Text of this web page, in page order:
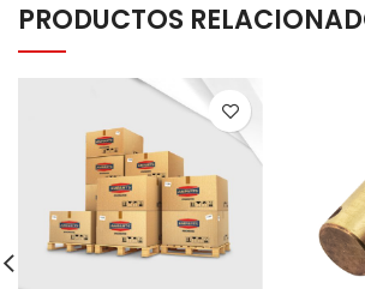
PRODUCTOS